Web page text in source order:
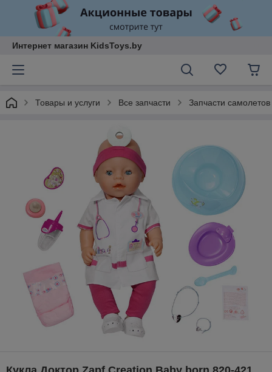
Интернет магазин KidsToys.by
Товары и услуги Все запчасти Запчасти самолетов